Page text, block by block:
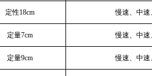
定性18cm 慢速、中
定量7cm 慢速、中
定量9cm 慢速、中